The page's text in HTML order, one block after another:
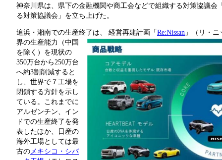
神奈川県は、県下の金融機関や商工会などで組織する対策協議会
る対策協議会」を立ち上げた。
追浜・湘南での生産終了は、 経営再建計画「Re:Nissan 」（リ・
界の生産能力（中国
を除く）を現状の
350万台から250万台
へ約3割削減すると
し、世界で７工場を
閉鎖する方針を示し
ている。これまでに
アルゼンチン、イン
ドでの生産終了を発
表したほか、日産の
海外工場としては最
古のメキシコ・シバ